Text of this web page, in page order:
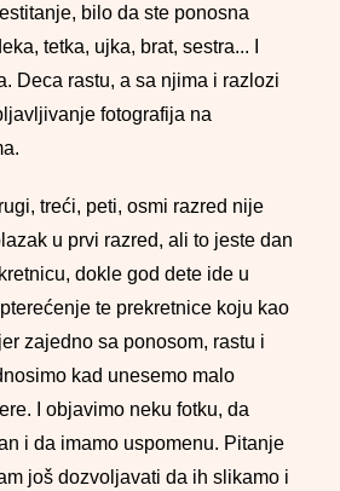
bilo da ste ponosna
tetka, ujka, brat, sestra... I
Deca rastu, a sa njima i razlozi
fotografija na
treći, peti, osmi razred nije
u prvi razred, ali to jeste dan
dokle god dete ide u
te prekretnice koju kao
zajedno sa ponosom, rastu i
kad unesemo malo
I objavimo neku fotku, da
i da imamo uspomenu. Pitanje
još dozvoljavati da ih slikamo i